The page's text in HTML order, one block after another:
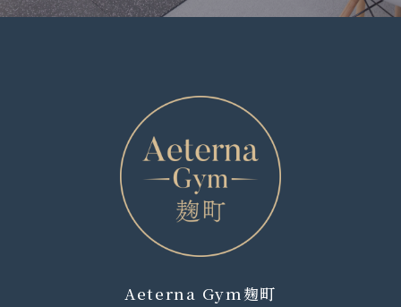
Aeterna Gym麹町